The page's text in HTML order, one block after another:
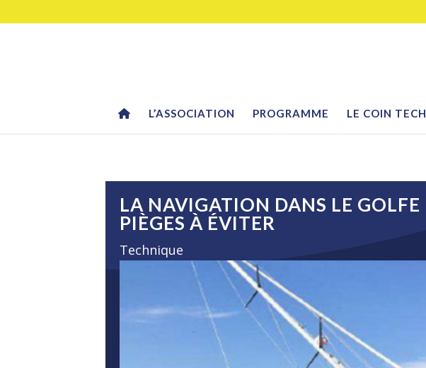
L’ASSOCIATION PROGRAMME LE COIN
LA NAVIGATION DANS LE
PIÈGES À ÉVITER
Technique